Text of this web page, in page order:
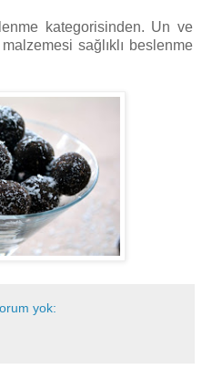
kategorisinden. Un ve
sağlıklı beslenme
yok: